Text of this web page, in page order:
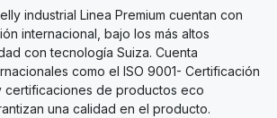
industrial Linea Premium cuentan con
internacional, bajo los más altos
con tecnología Suiza. Cuenta
como el ISO 9001- Certificación
certificaciones de productos eco
una calidad en el producto.